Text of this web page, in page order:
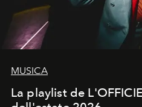
MUSICA
La playlist de